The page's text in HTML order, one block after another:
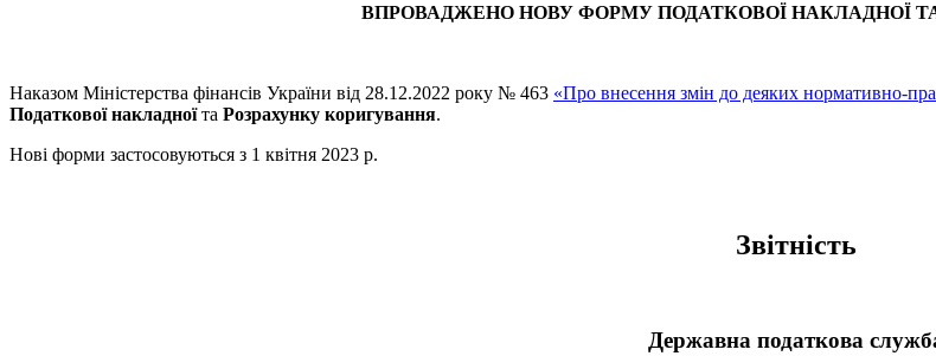
ВПРОВАДЖЕНО НОВУ ФОРМУ ПОДАТКОВОЇ НАКЛАДНОЇ
Наказом Міністерства фінансів України від 28.12.2022 року № 463 «Про внесення змін до деяких нормативно-
Податкової накладноїта Розрахунку коригування.
Нові форми застосовуються з 1 квітня 2023 р.
Звітність
Державна податкова